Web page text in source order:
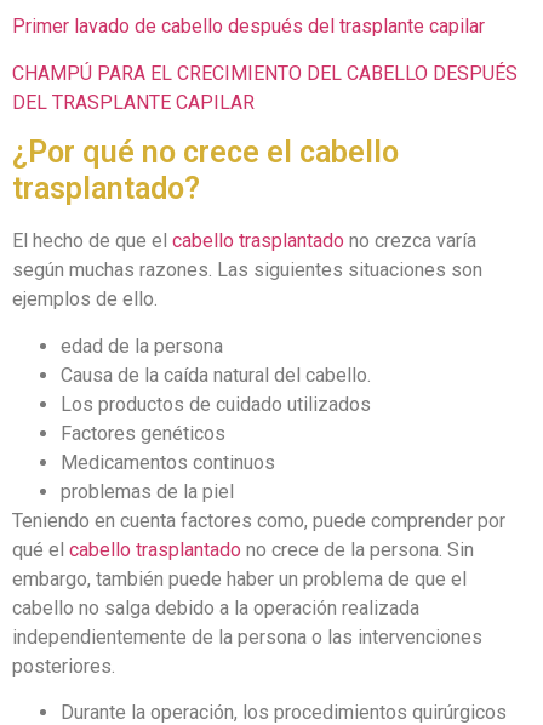
Primer lavado de cabello después del trasplante capilar
CHAMPÚ PARA EL CRECIMIENTO DEL CABELLO DESPUÉS
DEL TRASPLANTE CAPILAR
¿Por qué no crece el cabello
trasplantado?
El hecho de que el cabello trasplantado no crezca varía
según muchas razones. Las siguientes situaciones son
ejemplos de ello.
edad de la persona
Causa de la caída natural del cabello.
Los productos de cuidado utilizados
Factores genéticos
Medicamentos continuos
problemas de la piel
Teniendo en cuenta factores como, puede comprender por
qué el cabello trasplantado no crece de la persona. Sin
embargo, también puede haber un problema de que el
cabello no salga debido a la operación realizada
independientemente de la persona o las intervenciones
posteriores.
Durante la operación, los procedimientos quirúrgicos